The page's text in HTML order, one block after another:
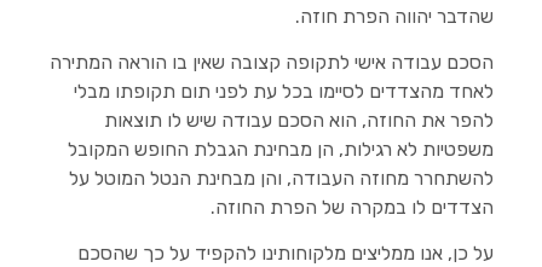
שהדבר יהווה הפרת חוזה.
הסכם עבודה אישי לתקופה קצובה שאין בו הוראה המתירה
לאחד מהצדדים לסיימו בכל עת לפני תום תקופתו מבלי
להפר את החוזה, הוא הסכם עבודה שיש לו תוצאות
משפטיות לא רגילות, הן מבחינת הגבלת החופש המקובל
להשתחרר מחוזה העבודה, והן מבחינת הנטל המוטל על
הצדדים לו במקרה של הפרת החוזה.
על כן, אנו ממליצים מלקוחותינו להקפיד על כך שהסכם